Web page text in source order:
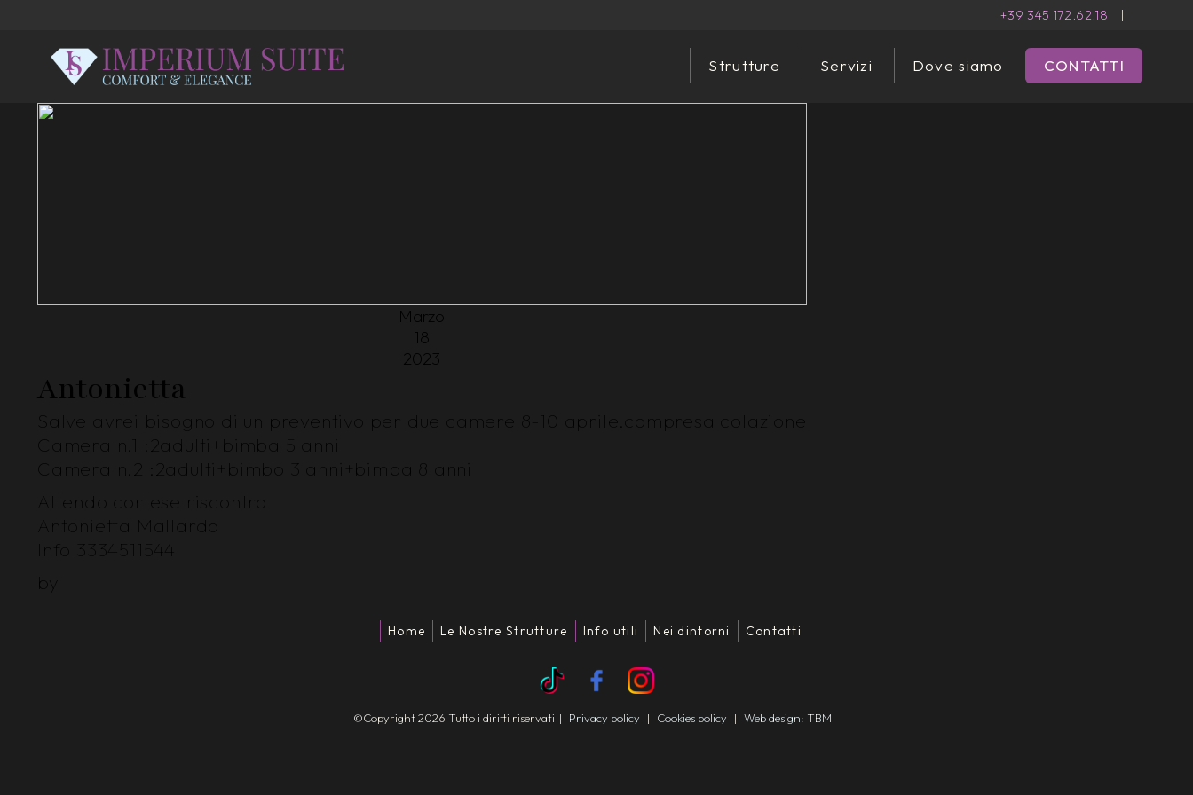
+39 345 172.62.18 |
Strutture Servizi Dove siamo CONTATTI
Marzo
18
2023
Antonietta
Salve avrei bisogno di un preventivo per due camere 8-10 aprile.compresa colazione
Camera n.1 :2adulti+bimba 5 anni
Camera n.2 :2adulti+bimbo 3 anni+bimba 8 anni
Attendo cortese riscontro
Antonietta Mallardo
Info 3334511544
by
Home Le Nostre Strutture Info utili Nei dintorni Contatti
©Copyright 2026 Tutto i diritti riservati | Privacy policy | Cookies policy | Web design: TBM